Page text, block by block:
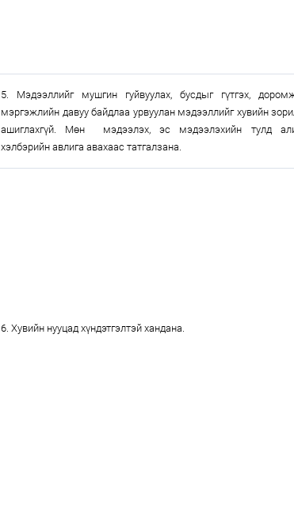
5. Мэдээллийг мушгин гуйвуулах, бусдыг гүтгэх,
мэргэжлийн давуу байдлаа урвуулан мэдээллийг хувийн
ашиглахгүй. Мөн мэдээлэх, эс мэдээлэхийн тулд
хэлбэрийн авлига авахаас татгалзана.
6. Хувийн нууцад хүндэтгэлтэй хандана.